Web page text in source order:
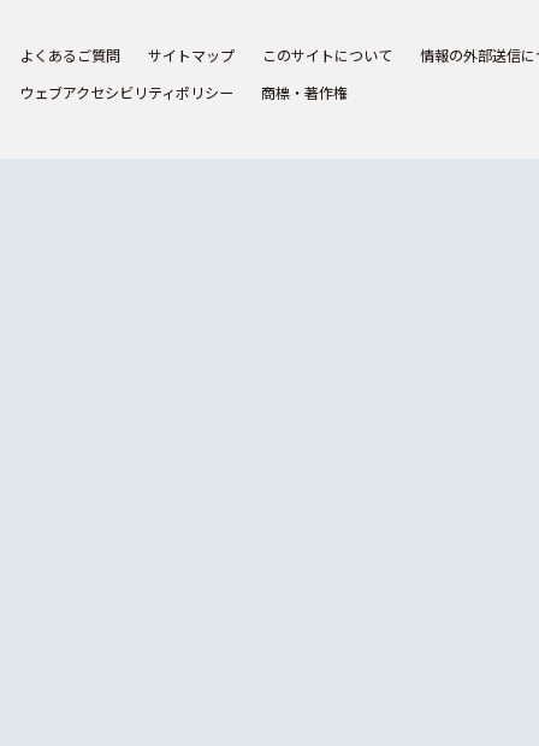
よくあるご質問 サイトマップ このサイトについて
情報の外部送信
ウェブアクセシビリティポリシー
商標・著作権